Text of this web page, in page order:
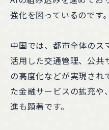
強化を図っているのです。
中国では、都市全体のス
活用した交通管理、公共
の高度化などが実現され
た金融サービスの拡充や
進も顕著です。